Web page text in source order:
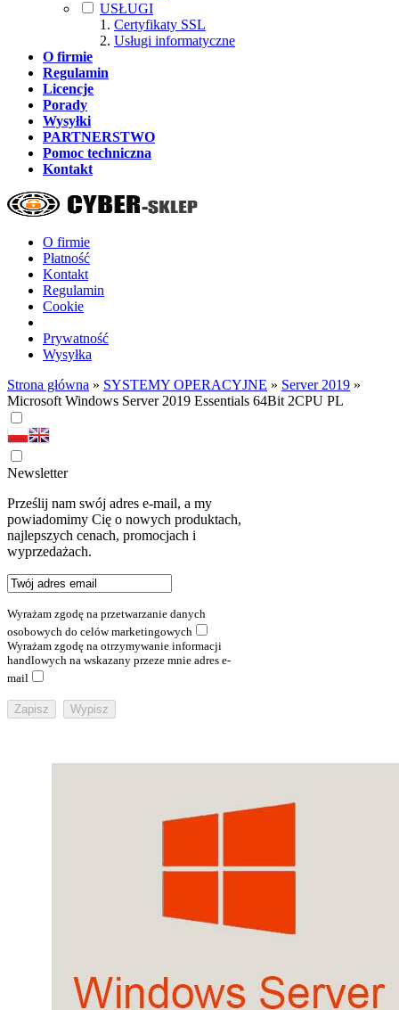
USŁUGI
Certyfikaty SSL
Usługi informatyczne
O firmie
Regulamin
Licencje
Porady
Wysyłki
PARTNERSTWO
Pomoc techniczna
Kontakt
O firmie
Płatność
Kontakt
Regulamin
Cookie
Prywatność
Wysyłka
Strona główna » SYSTEMY OPERACYJNE » Server 2019 »
Microsoft Windows Server 2019 Essentials 64Bit 2CPU PL
Newsletter
Prześlij nam swój adres e-mail, a my
powiadomimy Cię o nowych produktach,
najlepszych cenach, promocjach i
wyprzedażach.
Wyrażam zgodę na przetwarzanie danych
osobowych do celów marketingowych
Wyrażam zgodę na otrzymywanie informacji
handlowych na wskazany przeze mnie adres e-
mail